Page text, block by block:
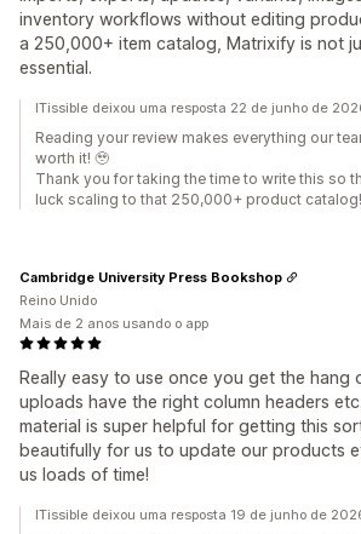
inventory workflows without editing
a 250,000+ item catalog, Matrixify is not
essential.
ITissible deixou uma resposta 22 de junho de
Reading your review makes everything our
worth it! 🥹
Thank you for taking the time to write this so
luck scaling to that 250,000+ product
Really easy to use once you get the hang
uploads have the right column headers
material is super helpful for getting this
beautifully for us to update our products
us loads of time!
Cambridge University Press Bookshop
Reino Unido
Mais de 2 anos usando o app
ITissible deixou uma resposta 19 de junho de